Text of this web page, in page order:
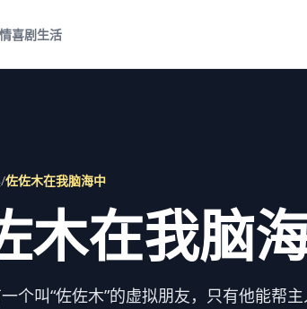
喜剧生活
/佐佐木在我脑海中
木在我脑
个叫“佐佐木”的虚拟朋友，只有他能帮主